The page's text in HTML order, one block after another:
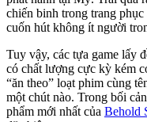
chiến binh trong trang phục
cuốn hút không ít người
Tuy vậy, các tựa game lấy
có chất lượng cực kỳ kém
“ăn theo” loạt phim cùng
một chút nào. Trong bối
phẩm mới nhất của Behold